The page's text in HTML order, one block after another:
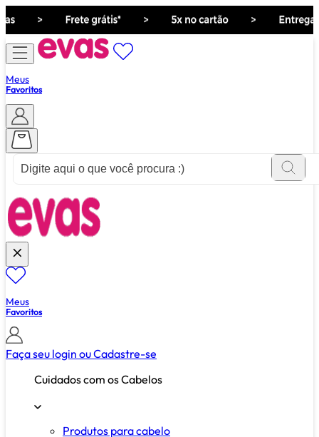
Meus
Favoritos
Meus
Favoritos
Faça seu login ouCadastre-se
Cuidados com os Cabelos
Produtos para cabelo